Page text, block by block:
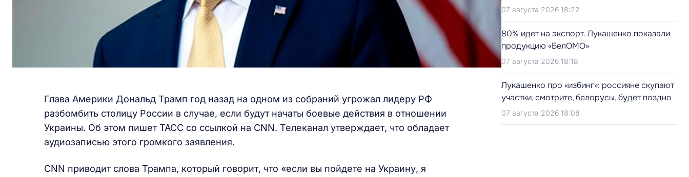
Глава Америки Дональд Трамп год назад на одном из собраний угрожал лидеру РФ
разбомбить столицу России в случае, если будут начаты боевые действия в отношении
Украины. Об этом пишет ТАСС со ссылкой на CNN. Телеканал утверждает, что обладает
аудиозаписью этого громкого заявления.
CNN приводит слова Трампа, который говорит, что «если вы пойдете на Украину, я
07 августа 2026 18:22
80% идет на экспорт. Лукашенко показали
продукцию «БелОМО»
07 августа 2026 18:18
Лукашенко про «избинг»: россияне скупают
участки, смотрите, белорусы, будет поздно
07 августа 2026 18:08